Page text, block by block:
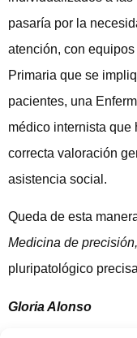
pasaría por la
atención, con
Primaria que se
pacientes, una
médico internista que
correcta valoración
asistencia social.
Queda de esta
Medicina de precisión,
pluripatológico
Gloria Alonso